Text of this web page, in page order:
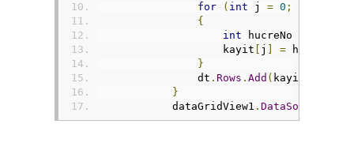
for
( int j = 0 ;
{
int hucreNo
                    kayit
j = hucreler
}
                dt
. Rows . Add ( kayit
}
            dataGridView1
. DataSource